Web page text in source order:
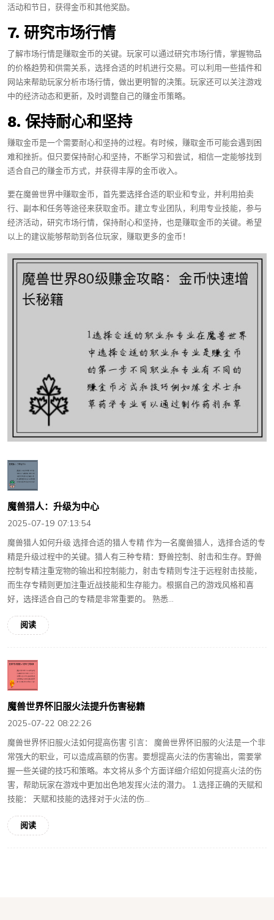
活动和节日，获得金币和其他奖励。
7. 研究市场行情
了解市场行情是赚取金币的关键。玩家可以通过研究市场行情，掌握物品
的价格趋势和供需关系，选择合适的时机进行交易。可以利用一些插件和
网站来帮助玩家分析市场行情，做出更明智的决策。玩家还可以关注游戏
中的经济动态和更新，及时调整自己的赚金币策略。
8. 保持耐心和坚持
赚取金币是一个需要耐心和坚持的过程。有时候，赚取金币可能会遇到困
难和挫折。但只要保持耐心和坚持，不断学习和尝试，相信一定能够找到
适合自己的赚金币方式，并获得丰厚的金币收入。
要在魔兽世界中赚取金币，首先要选择合适的职业和专业，并利用拍卖
行、副本和任务等途径来获取金币。建立专业团队，利用专业技能，参与
经济活动，研究市场行情，保持耐心和坚持，也是赚取金币的关键。希望
以上的建议能够帮助到各位玩家，赚取更多的金币！
魔兽猎人：升级为中心
2025-07-19 07:13:54
魔兽猎人如何升级 选择合适的猎人专精 作为一名魔兽猎人，选择合适的专
精是升级过程中的关键。猎人有三种专精：野兽控制、射击和生存。野兽
控制专精注重宠物的输出和控制能力，射击专精则专注于远程射击技能，
而生存专精则更加注重近战技能和生存能力。根据自己的游戏风格和喜
好，选择适合自己的专精是非常重要的。 熟悉...
阅读
魔兽世界怀旧服火法提升伤害秘籍
2025-07-22 08:22:26
魔兽世界怀旧服火法如何提高伤害 引言： 魔兽世界怀旧服的火法是一个非
常强大的职业，可以造成高额的伤害。要想提高火法的伤害输出，需要掌
握一些关键的技巧和策略。本文将从多个方面详细介绍如何提高火法的伤
害，帮助玩家在游戏中更加出色地发挥火法的潜力。 1.选择正确的天赋和
技能： 天赋和技能的选择对于火法的伤...
阅读